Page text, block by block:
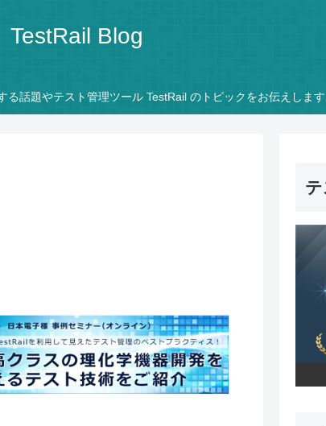
TestRail Blog
話題やテスト管理ツール TestRail のトピックをお伝えします